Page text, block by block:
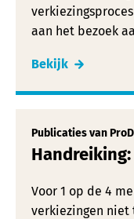
aan het bezoek
Bekijk
Publicaties van
Voor 1 op de 4
verkiezingen niet